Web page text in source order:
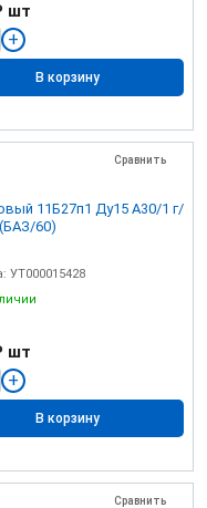
шт
В корзину
Сравнить
11Б27п1 Ду15 А30/1 г/
60)
УТ000015428
шт
В корзину
Сравнить